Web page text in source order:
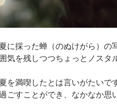
に採った蝉（のぬけがら）の
を残しつつちょっとノスタ
を満喫したとは言いがたいで
ごすことができ、なかなか思